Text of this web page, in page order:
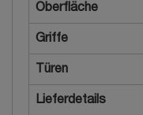
Oberfläche
Griffe
Türen
Lieferdetails